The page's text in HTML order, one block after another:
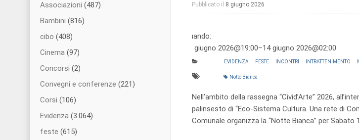
Pubblicato il 8 giugno 2026
Quando:
13 giugno 2026@19:00–14 giugno 2026@02:00
EVIDENZA FESTE INCONTRI INTRATTENIMENTO
Notte Bianca
Nell’ambito della rassegna “Civid’Arte” 2026,
palinsesto di “Eco-Sistema Cultura. Una rete di
Comunale organizza la “Notte Bianca” per Sabato
Associazioni (487)
Bambini (816)
cibo (408)
Cinema (97)
Concorsi (2)
Convegni e conferenze (221)
Corsi (106)
Evidenza (3.064)
feste (615)